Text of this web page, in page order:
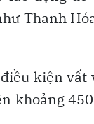
Thanh
kiện vất
khoảng